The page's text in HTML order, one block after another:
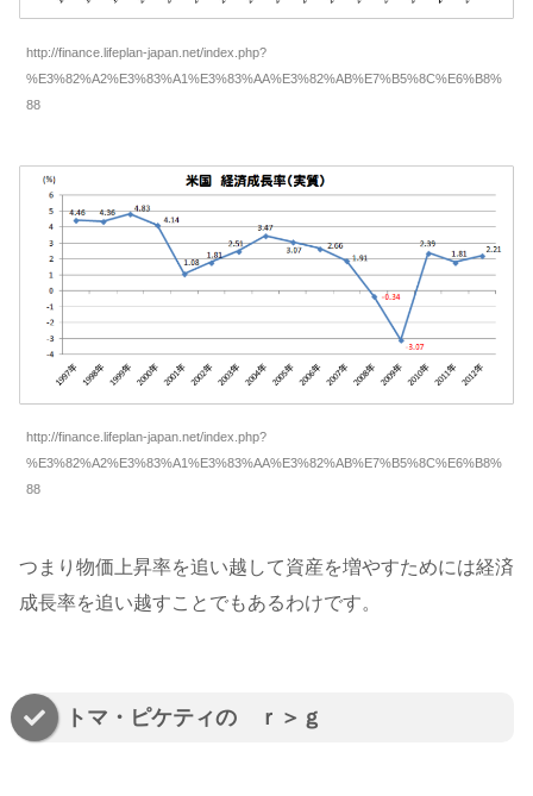
http://finance.lifeplan-japan.net/index.php?
%E3%82%A2%E3%83%A1%E3%83%AA%E3%82%AB%E7%B5%8C%E6%B8%
88
http://finance.lifeplan-japan.net/index.php?
%E3%82%A2%E3%83%A1%E3%83%AA%E3%82%AB%E7%B5%8C%E6%B8%
88
つまり物価上昇率を追い越して資産を増やすためには経済
成長率を追い越すことでもあるわけです。
トマ・ピケティの ｒ＞ｇ